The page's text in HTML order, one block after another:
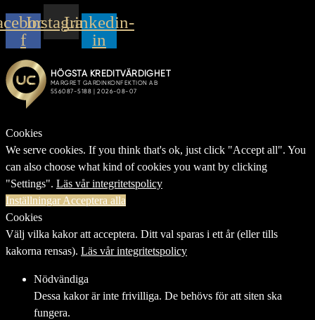
f
InstagramLinkedin-
in
Cookies
We serve cookies. If you think that's ok, just click "Accept all". You
can also choose what kind of cookies you want by clicking
"Settings". Läs vår integritetspolicy
Inställningar Acceptera alla
Cookies
Välj vilka kakor att acceptera. Ditt val sparas i ett år (eller tills
kakorna rensas). Läs vår integritetspolicy
Nödvändiga
Dessa kakor är inte frivilliga. De behövs för att siten ska
fungera.